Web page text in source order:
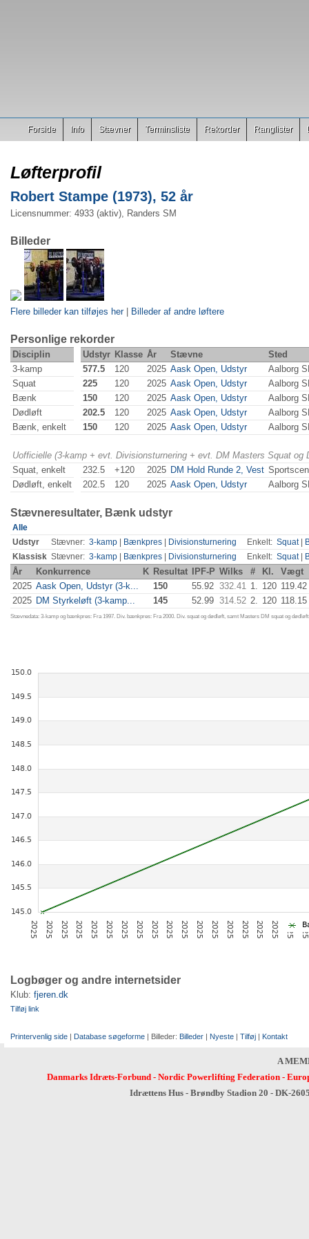
Forside Info Stævner Terminsliste Rekorder Ranglister
Løfterprofil
Robert Stampe (1973), 52 år
Licensnummer: 4933 (aktiv), Randers SM
Billeder
Flere billeder kan tilføjes her| Billeder af andre løftere
Personlige rekorder
Disciplin Udstyr Klasse År Stævne
Sted
3-kamp
577.5 120 2025 Aask Open, Udstyr
Aalborg
Squat
225 120 2025 Aask Open, Udstyr
Aalborg
Bænk
150 120 2025 Aask Open, Udstyr
Aalborg
Dødløft
202.5 120 2025 Aask Open, Udstyr
Aalborg
Bænk, enkelt
150 120 2025 Aask Open, Udstyr Aalborg
Uofficielle (3-kamp + evt. Divisionsturnering + evt. DM Masters Squat
Squat, enkelt
232.5 +120 2025 DM Hold Runde 2, Vest
Dødløft, enkelt
202.5 120 2025 Aask Open, Udstyr Aalborg
Stævneresultater, Bænk udstyr
Alle
Udstyr
Stævner: 3-kamp Bænkpres Divisionsturnering Enkelt: Squat|
Klassisk Stævner: 3-kamp Bænkpres Divisionsturnering Enkelt: Squat|
År Konkurrence K Resultat IPF-P Wilks # Kl.
Vægt
2025 Aask Open, Udstyr (3-k... 150 55.92 332.41 1. 120 119.42
2025 DM Styrkeløft (3-kamp... 145 52.99 314.52 2. 120 118.15
Stævnedata: 3-kamp og bænkpres: Fra 1997. Div. bænkpres: Fra 2000. Div. squat og dødløft, samt Masters DM squat og
Logbøger og andre internetsider
Klub: fjeren.dk
Tilføj link
Printervenlig side | Database søgeforme | Billeder: Billeder | Nyeste | Tilføj | Kontakt
A
Danmarks Idræts-Forbund- Nordic Powerlifting Federation-
Idrættens Hus - Brøndby Stadion 20 - DK-